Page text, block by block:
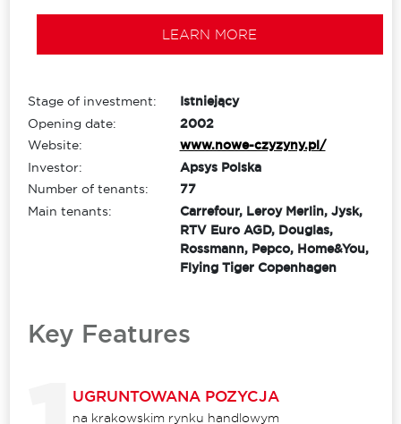
LEARN MORE
Stage of investment:
Istniejący
Opening date:
2002
Website:
www.nowe-czyzyny.pl/
Investor:
Apsys Polska
Number of tenants:
77
Main tenants:
Carrefour, Leroy Merlin, Jysk,
RTV Euro AGD, Douglas,
Rossmann, Pepco, Home&You,
Flying Tiger Copenhagen
Key Features
UGRUNTOWANA POZYCJA
na krakowskim rynku handlowym